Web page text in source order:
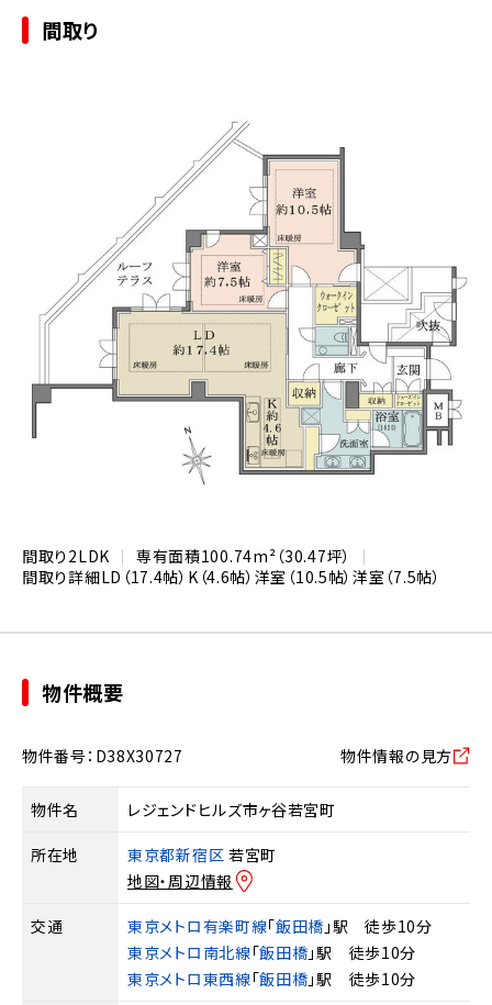
間取り
間取り 2LDK 専有面積100.74m²（30.47坪）
間取り詳細LD（17.4帖） K（4.6帖） 洋室（10.5帖）洋室（7.5帖）
物件概要
物件番号：D38X30727 物件情報の見方
物件名 レジェンドヒルズ市ヶ谷若宮町
所在地 東京都新宿区 若宮町
地図・周辺情報
交通 東京メトロ有楽町線「飯田橋 」駅 徒歩10分
東京メトロ南北線「飯田橋 」駅 徒歩10分
東京メトロ東西線「飯田橋 」駅 徒歩10分